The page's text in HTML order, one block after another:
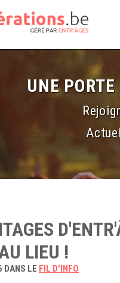
UNE
LIEU !
LE FIL D'INFO